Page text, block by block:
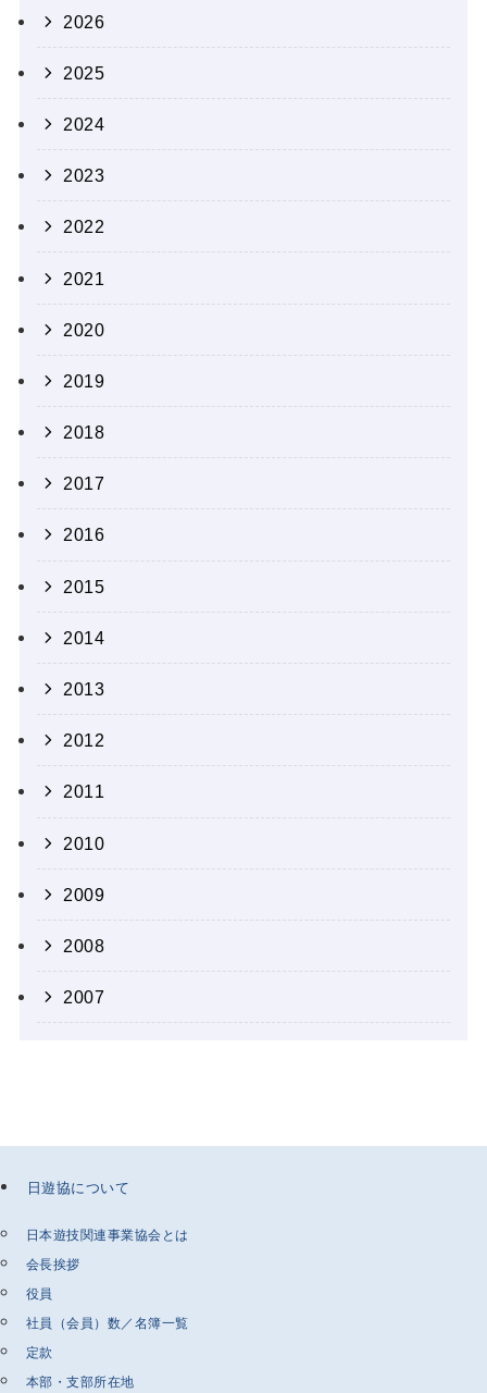
2026
2025
2024
2023
2022
2021
2020
2019
2018
2017
2016
2015
2014
2013
2012
2011
2010
2009
2008
2007
日遊協について
日本遊技関連事業協会とは
会長挨拶
役員
社員（会員）数／名簿一覧
定款
本部・支部所在地